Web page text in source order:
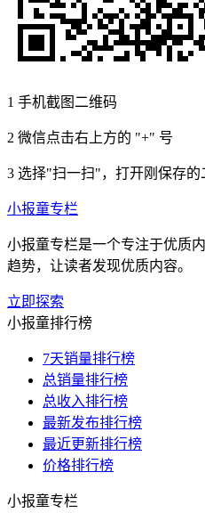
1 手机截图二维码
2 微信点击右上方的 "+" 号
3 选择"扫一扫"，打开刚保存的
小报童专栏
小报童专栏是一个专注于优质
趋势，让读者发现优质内容。
立即探索
小报童排行榜
7天销量排行榜
总销量排行榜
总收入排行榜
最新发布排行榜
最近更新排行榜
价格排行榜
小报童专栏